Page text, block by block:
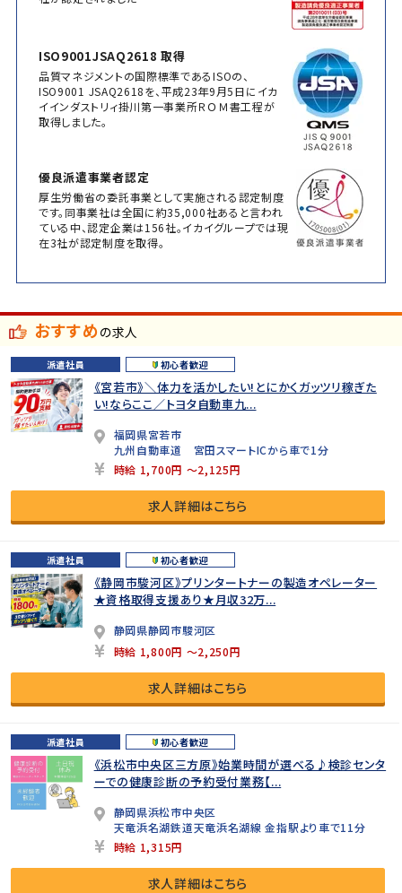
ISO9001JSAQ2618 取得
品質マネジメントの国際標準であるISOの、
ISO9001 JSAQ2618を、平成23年9月5日にイカ
イインダストリィ掛川第一事業所ＲＯＭ書工程が
取得しました。
優良派遣事業者認定
厚生労働省の委託事業として実施される認定制度
です。同事業社は全国に約35,000社あると言われ
ている中、認定企業は156社。イカイグループでは現
在3社が認定制度を取得。
おすすめの求人
派遣社員 初心者歓迎
《宮若市》＼体力を活かしたい!とにかくガッツリ稼ぎた
い!ならここ／トヨタ自動車九...
福岡県宮若市
九州自動車道 宮田スマートICから車で1分
時給 1,700円 ～2,125円
求人詳細はこちら
派遣社員 初心者歓迎
《静岡市駿河区》プリンタートナーの製造オペレーター
★資格取得支援あり★月収32万...
静岡県静岡市駿河区
時給 1,800円 ～2,250円
求人詳細はこちら
派遣社員 初心者歓迎
《浜松市中央区三方原》始業時間が選べる♪検診センタ
ーでの健康診断の予約受付業務【...
静岡県浜松市中央区
天竜浜名湖鉄道天竜浜名湖線 金指駅より車で11分
時給 1,315円
求人詳細はこちら